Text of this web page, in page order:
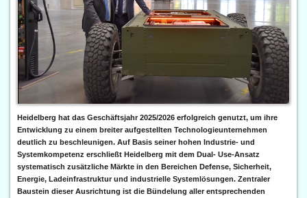
Heidelberg hat das Geschäftsjahr 2025/2026 erfolgreich genutzt, um ihre
Entwicklung zu einem breiter aufgestellten Technologieunternehmen
deutlich zu beschleunigen. Auf Basis seiner hohen Industrie- und
Systemkompetenz erschließt Heidelberg mit dem Dual- Use-Ansatz
systematisch zusätzliche Märkte in den Bereichen Defense, Sicherheit,
Energie, Ladeinfrastruktur und industrielle Systemlösungen. Zentraler
Baustein dieser Ausrichtung ist die Bündelung aller entsprechenden